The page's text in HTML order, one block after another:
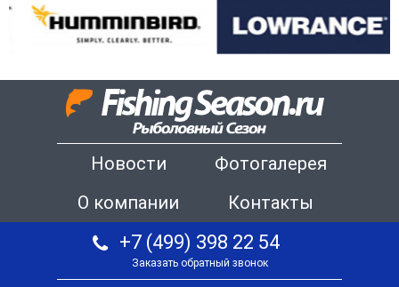
Новости
Фотогалерея
О компании
Контакты
+7 (499) 398 22 54
Заказать обратный звонок